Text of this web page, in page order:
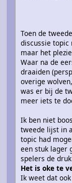
Toen de
discussie
maar het
Waar na de
draaiden
overige
was er bij de
meer iets te
Ik ben niet
tweede lijst in
topic had
een stuk lager
spelers de
Het is oke te
Ik weet dat